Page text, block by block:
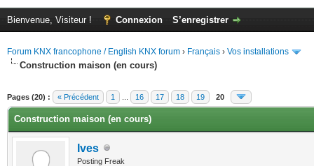
Bienvenue, Visiteur ! Connexion S’enregistrer
Forum KNX francophone / English KNX forum › Français › Vos installations
Construction maison (en cours)
Pages (20) : « Précédent 1 16 17 18 19 20
Construction maison (en cours)
Ives
Posting Freak